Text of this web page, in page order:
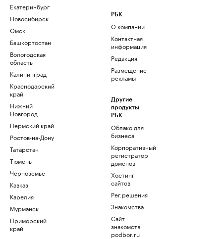
Екатеринбург
Новосибирск
Омск
Башкортостан
Вологодская
область
Калининград
Краснодарский
край
Нижний
Новгород
Пермский край
Ростов-на-Дону
Татарстан
Тюмень
Черноземье
Кавказ
Карелия
Мурманск
Приморский
край
РБК
О компании
Контактная
информация
Редакция
Размещение
рекламы
Другие
продукты
РБК
Облако для
бизнеса
Корпоративный
регистратор
доменов
Хостинг
сайтов
Рег.решения
Знакомства
Сайт
знакомств
podbor.ru